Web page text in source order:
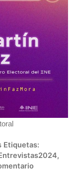
Etiquetas:
,